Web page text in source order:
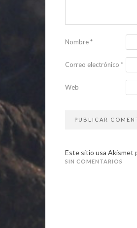
Nombre*
Correo electrónico *
Web
Este sitio usa Akismet
SIN COMENTARIOS